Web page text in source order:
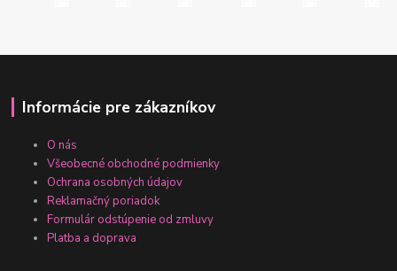
Informácie pre zákazníkov
O nás
Všeobecné obchodné podmienky
Ochrana osobných údajov
Reklamačný poriadok
Formulár odstúpenie od zmluvy
Platba a doprava